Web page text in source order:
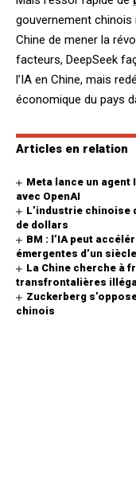
gouvernement
Chine de mener la
facteurs, DeepSeek
l’IA en Chine, mais
économique du pays
Articles en relation
Meta lance un
avec OpenAI
L’industrie chinoise
de dollars
BM : l’IA peut
émergentes d’un siècle
La Chine cherche à
transfrontalières
Zuckerberg
chinois